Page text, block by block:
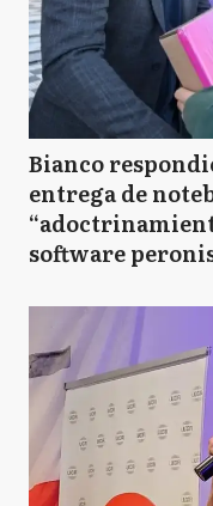
Bianco
entrega de
software